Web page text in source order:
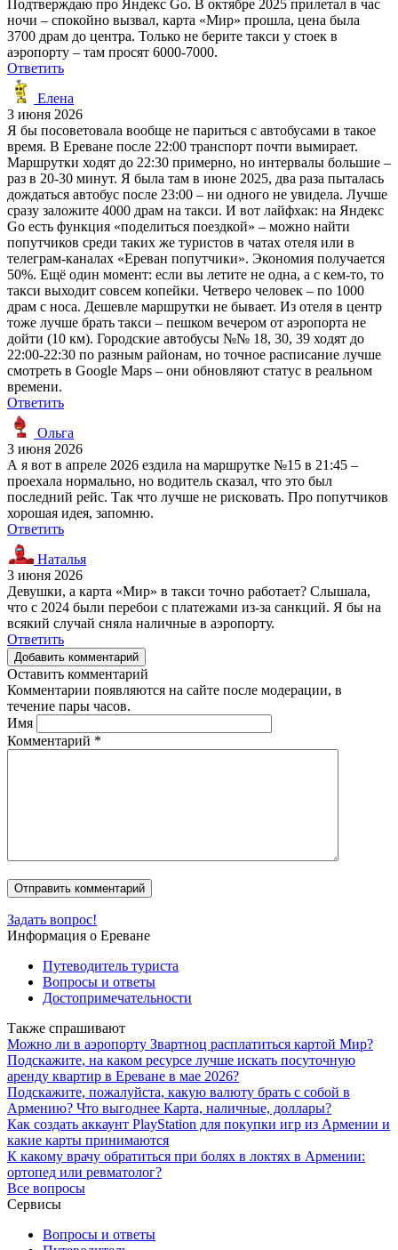
Подтверждаю про Яндекс Go. В октябре 2025 прилетал в час
ночи – спокойно вызвал, карта «Мир» прошла, цена была
3700 драм до центра. Только не берите такси у стоек в
аэропорту – там просят 6000-7000.
Ответить
Елена
3 июня 2026
Я бы посоветовала вообще не париться с автобусами в такое
время. В Ереване после 22:00 транспорт почти вымирает.
Маршрутки ходят до 22:30 примерно, но интервалы большие –
раз в 20-30 минут. Я была там в июне 2025, два раза пыталась
дождаться автобус после 23:00 – ни одного не увидела. Лучше
сразу заложите 4000 драм на такси. И вот лайфхак: на Яндекс
Go есть функция «поделиться поездкой» – можно найти
попутчиков среди таких же туристов в чатах отеля или в
телеграм-каналах «Ереван попутчики». Экономия получается
50%. Ещё один момент: если вы летите не одна, а с кем-то, то
такси выходит совсем копейки. Четверо человек – по 1000
драм с носа. Дешевле маршрутки не бывает. Из отеля в центр
тоже лучше брать такси – пешком вечером от аэропорта не
дойти (10 км). Городские автобусы №№ 18, 30, 39 ходят до
22:00-22:30 по разным районам, но точное расписание лучше
смотреть в Google Maps – они обновляют статус в реальном
времени.
Ответить
Ольга
3 июня 2026
А я вот в апреле 2026 ездила на маршрутке №15 в 21:45 –
проехала нормально, но водитель сказал, что это был
последний рейс. Так что лучше не рисковать. Про попутчиков
хорошая идея, запомню.
Ответить
Наталья
3 июня 2026
Девушки, а карта «Мир» в такси точно работает? Слышала,
что с 2024 были перебои с платежами из-за санкций. Я бы на
всякий случай сняла наличные в аэропорту.
Ответить
Добавить комментарий
Оставить комментарий
Комментарии появляются на сайте после модерации, в
течение пары часов.
Имя
Комментарий *
Задать вопрос!
Информация о Ереване
Путеводитель туриста
Вопросы и ответы
Достопримечательности
Также спрашивают
Можно ли в аэропорту Звартноц расплатиться картой Мир?
Подскажите, на каком ресурсе лучше искать посуточную
аренду квартир в Ереване в мае 2026?
Подскажите, пожалуйста, какую валюту брать с собой в
Армению? Что выгоднее Карта, наличные, доллары?
Как создать аккаунт PlayStation для покупки игр из Армении и
какие карты принимаются
К какому врачу обратиться при болях в локтях в Армении:
ортопед или ревматолог?
Все вопросы
Сервисы
Вопросы и ответы